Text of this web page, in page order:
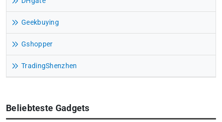
Geekbuying
Gshopper
TradingShenzhen
Beliebteste Gadgets